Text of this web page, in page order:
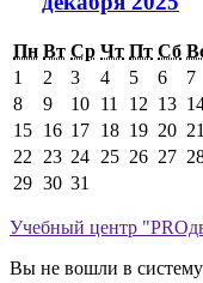
Пн Вт Ср Чт Пт Сб
1
2 3 4 5 6
7
8
9 10 11 12 13
15 16 17 18 19 20 21
22
23 24 25 26 27
29 30 31
Учебный центр
Вы не вошли в